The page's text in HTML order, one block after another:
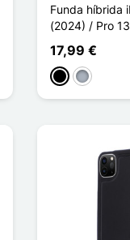
Funda híbrida
(2024) / Pro
17,99 €
NegroGris